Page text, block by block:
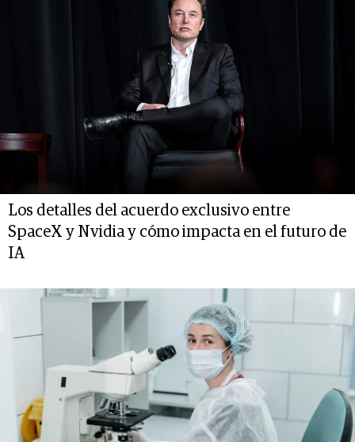
Los detalles del acuerdo exclusivo entre
SpaceX y Nvidia y cómo impacta en el futuro de
IA